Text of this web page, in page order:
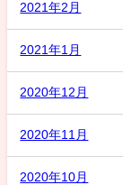
2021年2月
2021年1月
2020年12月
2020年11月
2020年10月